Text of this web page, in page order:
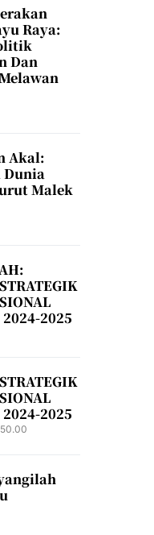
Raya:
Dan
Akal:
Dunia
Malek
2025
2025